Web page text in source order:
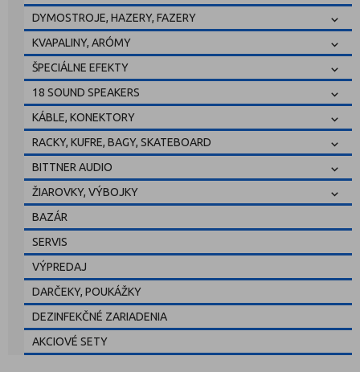
DYMOSTROJE, HAZERY, FAZERY
KVAPALINY, ARÓMY
ŠPECIÁLNE EFEKTY
18 SOUND SPEAKERS
KÁBLE, KONEKTORY
RACKY, KUFRE, BAGY, SKATEBOARD
BITTNER AUDIO
ŽIAROVKY, VÝBOJKY
BAZÁR
SERVIS
VÝPREDAJ
DARČEKY, POUKÁŽKY
DEZINFEKČNÉ ZARIADENIA
AKCIOVÉ SETY